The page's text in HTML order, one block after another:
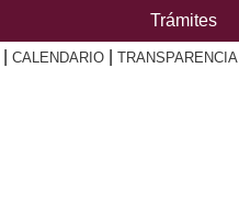
Trámites
CALENDARIO TRANSPARENCIA